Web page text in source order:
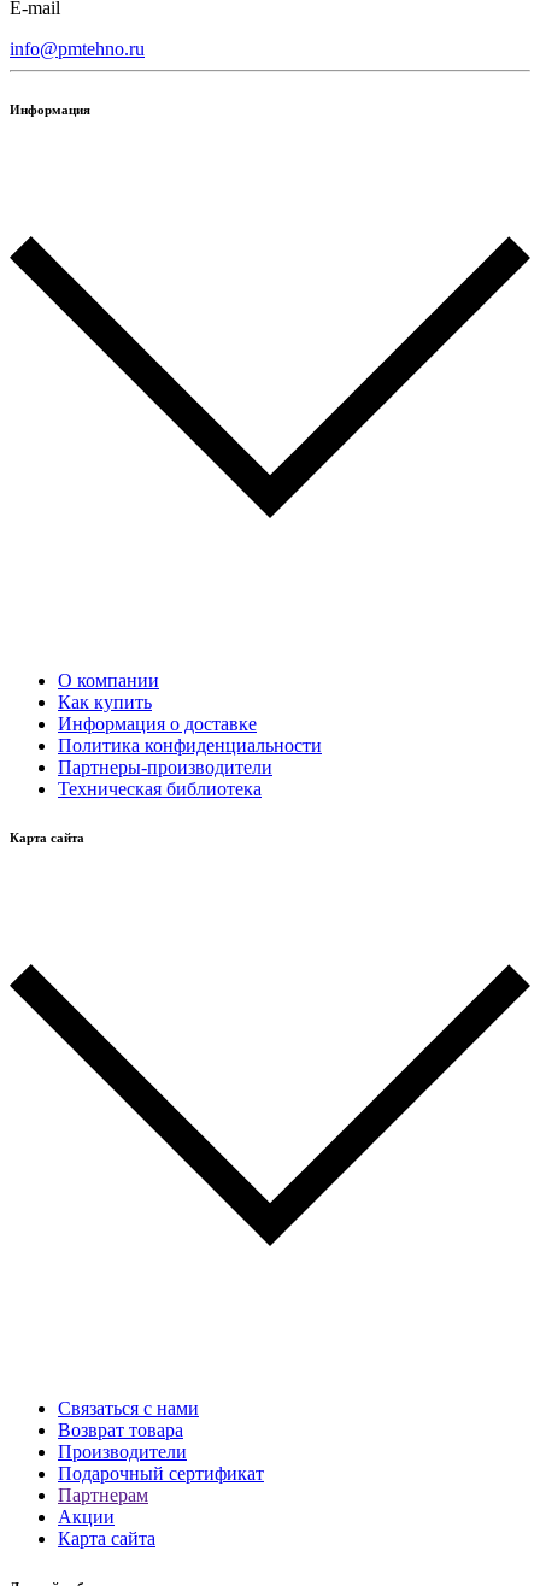
E-mail
info@pmtehno.ru
Информация
О компании
Как купить
Информация о доставке
Политика конфиденциальности
Партнеры-производители
Техническая библиотека
Карта сайта
Связаться с нами
Возврат товара
Производители
Подарочный сертификат
Партнерам
Акции
Карта сайта